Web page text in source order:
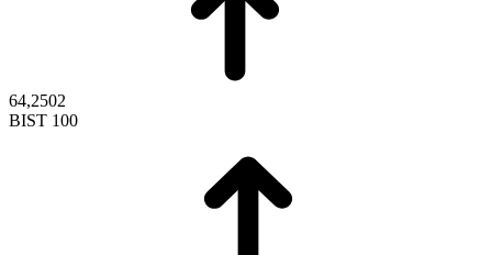
64,2502
BIST 100